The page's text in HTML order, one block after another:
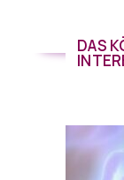
DAS